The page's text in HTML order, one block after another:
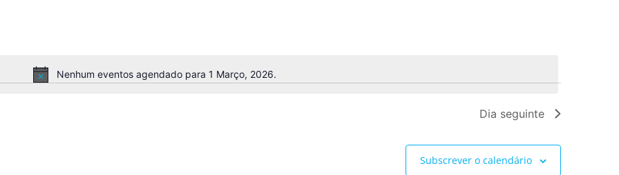
Aviso
Nenhum eventos agendado para 1 Março, 2026.
Dia seguinte
Subscrever o calendário